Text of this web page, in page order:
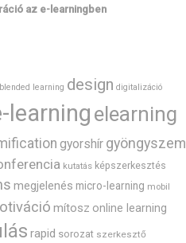
az e-learningben
blended learning design digitalizáció
learningelearning
gyorshír gyöngyszem
kutatás képszerkesztés
megjelenés micro-learning mobil
mítosz online learning
rapid sorozat szerkesztő